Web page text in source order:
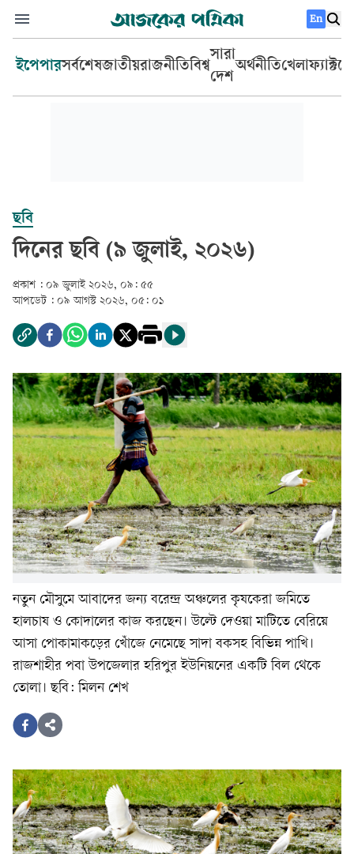
En
ইপেপারসর্বশেষজাতীয়রাজনীতিবিশ্ব
সারা
দেশ
অর্থনীতিখেলা
ছবি
দিনের ছবি (৯ জুলাই, ২০২৬)
প্রকাশ : ০৯ জুলাই ২০২৬, ০৯: ৫৫
আপডেট : ০৯ আগস্ট ২০২৬, ০৫: ০১
নতুন মৌসুমে আবাদের জন্য বরেন্দ্র অঞ্চলের কৃষকেরা জমিতে
হালচাষ ও কোদালের কাজ করছেন। উল্টে দেওয়া মাটিতে বেরিয়ে
আসা পোকামাকড়ের খোঁজে নেমেছে সাদা বকসহ বিভিন্ন পাখি।
রাজশাহীর পবা উপজেলার হরিপুর ইউনিয়নের একটি বিল থেকে
তোলা। ছবি: মিলন শেখ